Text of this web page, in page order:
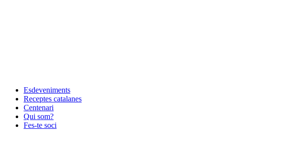
Esdeveniments
Receptes catalanes
Centenari
Qui som?
Fes-te soci